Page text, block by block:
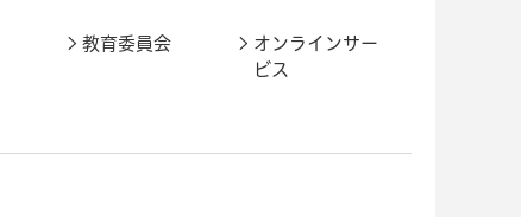
教育委員会
オンラインサー
ビス